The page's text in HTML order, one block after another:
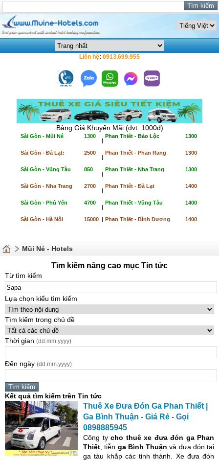
Liên hệ: 0913.699.955
Bảng Giá Khuyến Mãi (đvt: 1000đ)
Sài Gòn - Mũi Né 1300
|
Phan Thiết - Bảo Lộc 1300
Sài Gòn - Đà Lạt: 2500
|
Phan Thiết - Phan Rang 1300
Sài Gòn - Vũng Tàu 850
|
Phan Thiết - Nha Trang 1300
Sài Gòn - Nha Trang 2700
|
Phan Thiết - Đà Lạt 1400
Sài Gòn - Phú Yên 4700
|
Phan Thiết - Vũng Tàu 1400
Sài Gòn - Hà Nội 15000 | Phan Thiết - Bình Dương 1400
Mũi Né - Hotels
Tìm kiếm nâng cao mục Tin tức
Từ tìm kiếm
Lựa chọn kiểu tìm kiếm
Tìm kiếm trong chủ đề
Thời gian (dd.mm.yyyy)
Đến ngày (dd.mm.yyyy)
Kết quả tìm kiếm trên Tin tức
Thuê Xe Đưa Đón Ga Phan Thiết |
Ga Bình Thuận - Giá Rẻ - Gọi
0898885945
Công ty cho thuê xe đưa đón ga Phan
Thiết , tiễn ga Bình Thuận và đưa đón tại
ga tàu khắp các tỉnh thành. Xe đưa đón